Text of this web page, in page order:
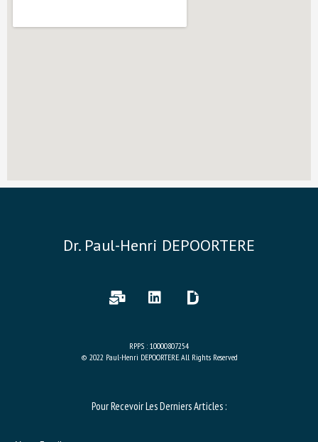
Dr. Paul-Henri DEPOORTERE
RPPS : 10000807254
© 2022 Paul-Henri DEPOORTERE. All Rights Reserved
Pour Recevoir Les Derniers Articles :